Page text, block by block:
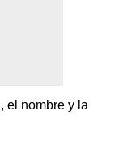
el nombre y la